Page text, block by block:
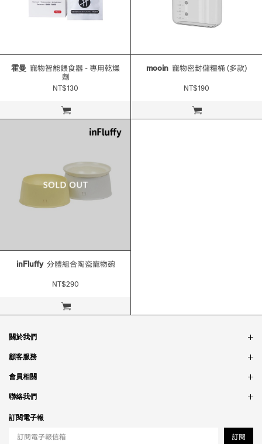
立即購買
霍曼
劑
NT$130
立即購買
mooin 寵物密封儲糧桶 (多款)
NT$190
立即購買
inFluffy 分體組合陶瓷寵物碗
NT$290
關於我們
品牌故事
銷售據點
隱私政策
顧客服務
訂單問題
付款問題
配送問題
會員相關
會員制度
紅利制度
聯絡我們
合作相關
工作職缺
訂閱電子報
訂閱